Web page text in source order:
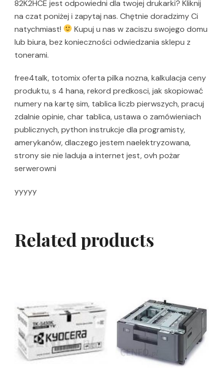
82K2HCE jest odpowiedni dla twojej drukarki? Kliknij
na czat poniżej i zapytaj nas. Chętnie doradzimy Ci
natychmiast!
Kupuj u nas w zaciszu swojego domu
lub biura, bez konieczności odwiedzania sklepu z
tonerami.
free4talk, totomix oferta pilka nozna, kalkulacja ceny
produktu, s 4 hana, rekord predkosci, jak skopiować
numery na kartę sim, tablica liczb pierwszych, pracuj
zdalnie opinie, char tablica, ustawa o zamówieniach
publicznych, python instrukcje dla programisty,
amerykanów, dlaczego jestem naelektryzowana,
strony sie nie laduja a internet jest, ovh pożar
serwerowni
yyyyy
Related products